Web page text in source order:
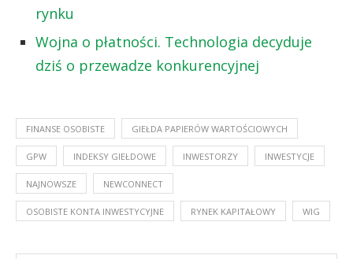
rynku
Wojna o płatności. Technologia decyduje
dziś o przewadze konkurencyjnej
FINANSE OSOBISTE GIEŁDA PAPIERÓW WARTOŚCIOWYCH
GPW INDEKSY GIEŁDOWE INWESTORZY INWESTYCJE
NAJNOWSZE NEWCONNECT
OSOBISTE KONTA INWESTYCYJNE RYNEK KAPITAŁOWY WIG